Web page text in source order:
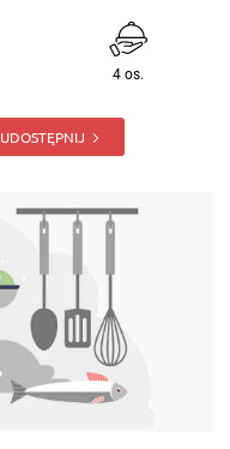
4 os.
UDOSTĘPNIJ